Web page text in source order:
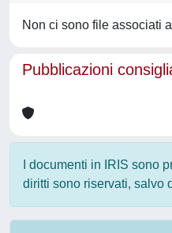
Non ci sono file associati
Pubblicazioni
I documenti in IRIS sono
diritti sono riservati, salvo